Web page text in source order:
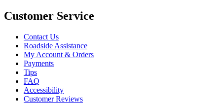
Customer Service
Contact Us
Roadside Assistance
My Account & Orders
Payments
Tips
FAQ
Accessibility
Customer Reviews